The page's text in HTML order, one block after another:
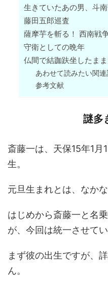
生きていたあの男、斗
藤田五郎巡査
薩摩芋を斬る！ 西南戦
守衛としての晩年
仏間で結跏趺坐したま
あわせて読みたい関
参考文献
謎多
斎藤一は、天保15年1
生。
元旦生まれとは、なか
はじめから斎藤一と名
が、今回は統一させてい
まず彼の出生ですが、
ん。